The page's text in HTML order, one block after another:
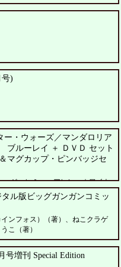
号)
ー・ウォーズ／マンダロリア
ブルーレイ ＋ ＤＶＤ セット
マグカップ・ピンバッジセ
ジェレミー・アレン・ホワイト
ル版ビッグガンガンコミッ
ンフォス）（著）、ねこクラゲ
こ（著）
号増刊 Special Edition